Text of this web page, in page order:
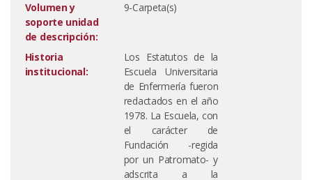
Volumen y
soporte unidad
de descripción:
9-Carpeta(s)
Historia
institucional:
Los Estatutos de la
Escuela Universitaria
de Enfermería fueron
redactados en el año
1978. La Escuela, con
el carácter de
Fundación -regida
por un Patromato- y
adscrita a la